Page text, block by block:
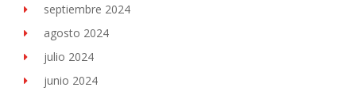
septiembre 2024
agosto 2024
julio 2024
junio 2024